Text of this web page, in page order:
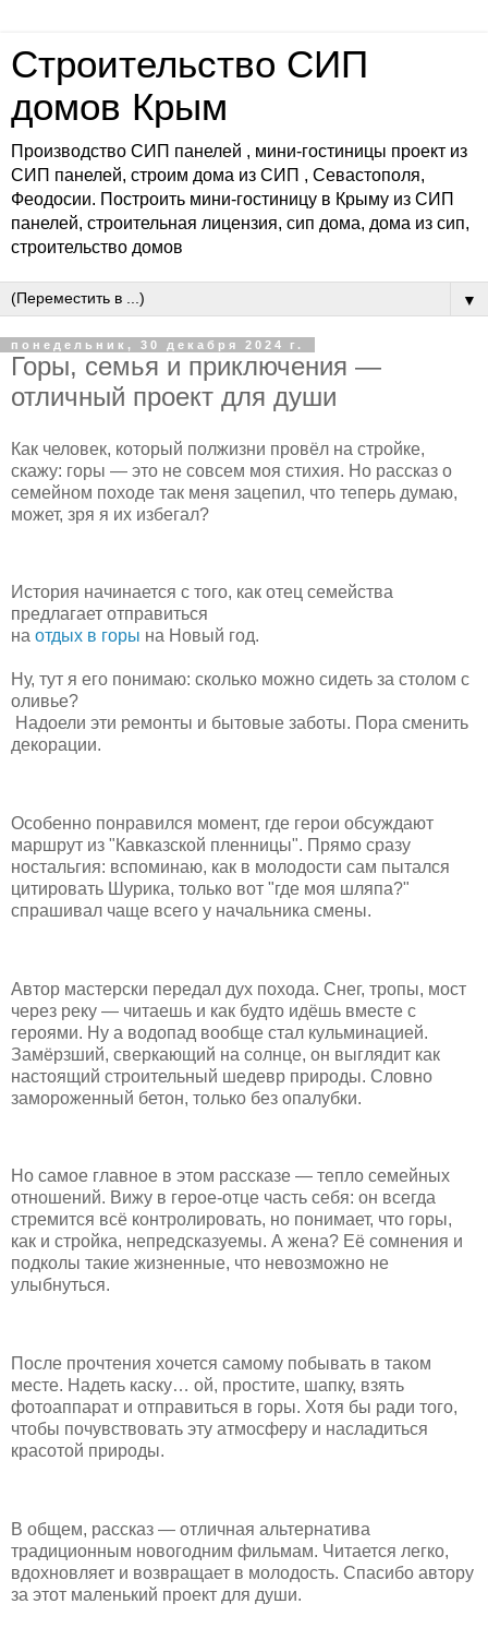
Строительство СИП
домов Крым
Производство СИП панелей , мини-гостиницы проект из
СИП панелей, строим дома из СИП , Севастополя,
Феодосии. Построить мини-гостиницу в Крыму из СИП
панелей, строительная лицензия, сип дома, дома из сип,
строительство домов
▼
понедельник, 30 декабря 2024 г.
Горы, семья и приключения —
отличный проект для души
Как человек, который полжизни провёл на стройке,
скажу: горы — это не совсем моя стихия. Но рассказ о
семейном походе так меня зацепил, что теперь думаю,
может, зря я их избегал?
История начинается с того, как отец семейства
предлагает отправиться
на отдых в горы на Новый год.
Ну, тут я его понимаю: сколько можно сидеть за столом с
оливье?
Надоели эти ремонты и бытовые заботы. Пора сменить
декорации.
Особенно понравился момент, где герои обсуждают
маршрут из "Кавказской пленницы". Прямо сразу
ностальгия: вспоминаю, как в молодости сам пытался
цитировать Шурика, только вот "где моя шляпа?"
спрашивал чаще всего у начальника смены.
Автор мастерски передал дух похода. Снег, тропы, мост
через реку — читаешь и как будто идёшь вместе с
героями. Ну а водопад вообще стал кульминацией.
Замёрзший, сверкающий на солнце, он выглядит как
настоящий строительный шедевр природы. Словно
замороженный бетон, только без опалубки.
Но самое главное в этом рассказе — тепло семейных
отношений. Вижу в герое-отце часть себя: он всегда
стремится всё контролировать, но понимает, что горы,
как и стройка, непредсказуемы. А жена? Её сомнения и
подколы такие жизненные, что невозможно не
улыбнуться.
После прочтения хочется самому побывать в таком
месте. Надеть каску… ой, простите, шапку, взять
фотоаппарат и отправиться в горы. Хотя бы ради того,
чтобы почувствовать эту атмосферу и насладиться
красотой природы.
В общем, рассказ — отличная альтернатива
традиционным новогодним фильмам. Читается легко,
вдохновляет и возвращает в молодость. Спасибо автору
за этот маленький проект для души.